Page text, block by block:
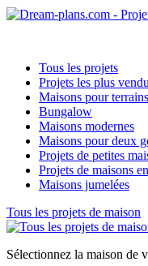
Tous les projets
Projets les plus
Maisons pour
Bungalow
Maisons modernes
Maisons pour deux
Projets de petites
Projets de maisons
Maisons jumelées
Tous les projets de maison
Sélectionnez la maison de